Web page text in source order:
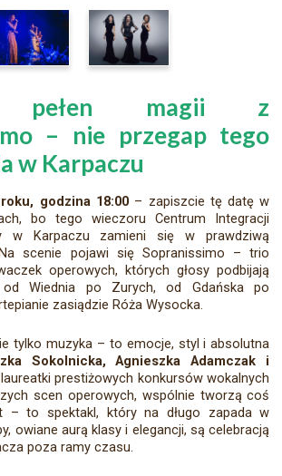
pełen magii z
– nie przegap tego
w Karpaczu
godzina 18:00 – zapiszcie tę datę w
bo tego wieczoru Centrum Integracji
w Karpaczu zamieni się w prawdziwą
scenie pojawi się Sopranissimo – trio
operowych, których głosy podbijają
od Wiednia po Zurych, od Gdańska po
zasiądzie Róża Wysocka.
tylko muzyka – to emocje, styl i absolutna
Sokolnicka, Agnieszka Adamczak i
prestiżowych konkursów wokalnych
scen operowych, wspólnie tworzą coś
– to spektakl, który na długo zapada w
owiane aurą klasy i elegancji, są celebracją
poza ramy czasu.